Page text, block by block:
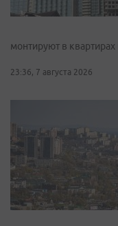
монтируют в
23:36, 7 августа 2026